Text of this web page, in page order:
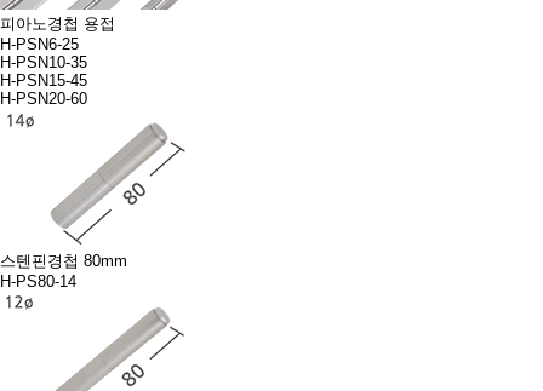
피아노경첩 용접
H-PSN6-25
H-PSN10-35
H-PSN15-45
H-PSN20-60
스텐핀경첩 80mm
H-PS80-14